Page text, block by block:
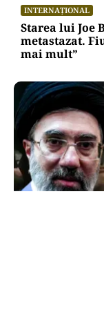
INTERNAȚIONAL
Starea lui Joe
metastazat.
mai mult”